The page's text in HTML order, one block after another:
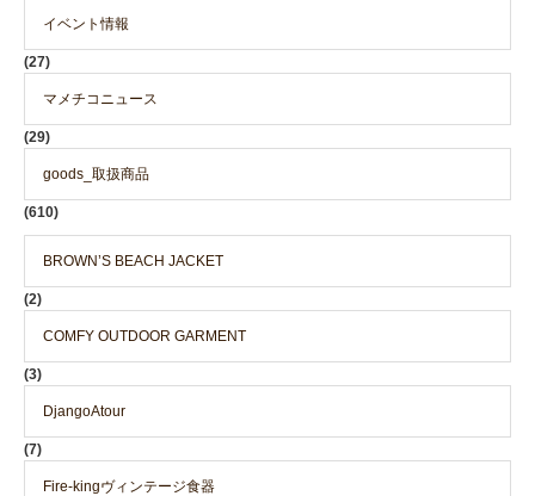
イベント情報
(27)
マメチコニュース
(29)
goods_取扱商品
(610)
BROWN’S BEACH JACKET
(2)
COMFY OUTDOOR GARMENT
(3)
DjangoAtour
(7)
Fire-kingヴィンテージ食器